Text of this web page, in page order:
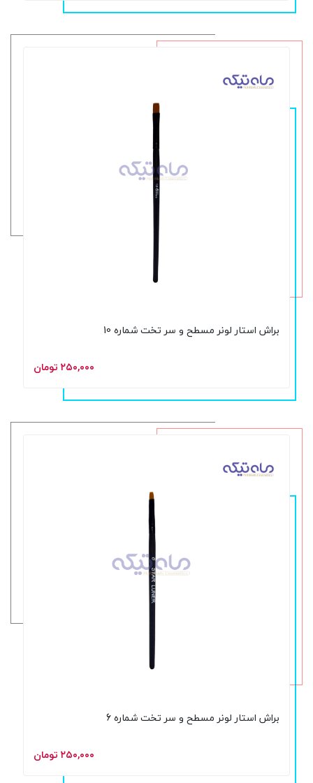
براش استار لونر مسطح و سر تخت شماره 10
۲۵۰,۰۰۰ تومان
براش استار لونر مسطح و سر تخت شماره 6
۲۵۰,۰۰۰ تومان